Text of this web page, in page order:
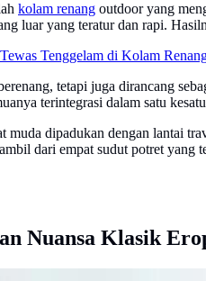
kolam renang outdoor yang
luar yang teratur dan rapi.
Tenggelam di Kolam
tetapi juga dirancang
terintegrasi dalam satu
dipadukan dengan lantai
dari empat sudut potret yang
Nuansa Klasik